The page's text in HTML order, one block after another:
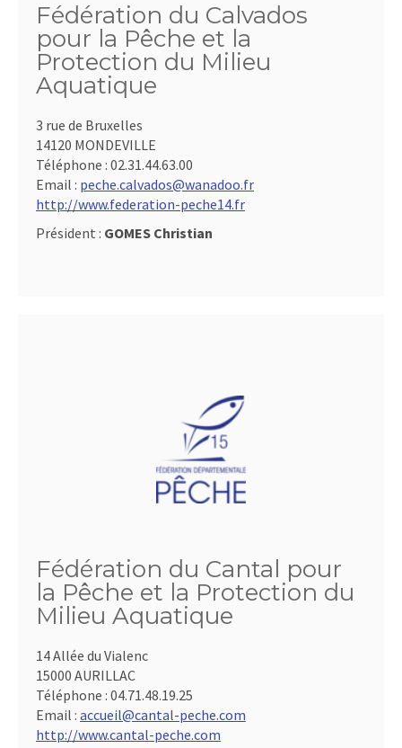
Fédération du Calvados
pour la Pêche et la
Protection du Milieu
Aquatique
3 rue de Bruxelles
14120 MONDEVILLE
Téléphone : 02.31.44.63.00
Email : peche.calvados@wanadoo.fr
http://www.federation-peche14.fr
Président : GOMES Christian
Fédération du Cantal pour
la Pêche et la Protection du
Milieu Aquatique
14 Allée du Vialenc
15000 AURILLAC
Téléphone : 04.71.48.19.25
Email : accueil@cantal-peche.com
http://www.cantal-peche.com